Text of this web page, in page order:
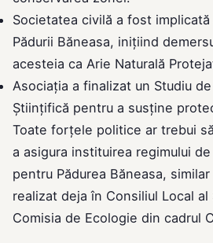
Societatea civilă a fost
Pădurii Băneasa, inițiind
acesteia ca Arie Naturală
Asociația a finalizat un Studiu
Științifică pentru a susține
Toate forțele politice ar trebui
a asigura instituirea regimului
pentru Pădurea Băneasa,
realizat deja în Consiliul Local al
Comisia de Ecologie din cadrul